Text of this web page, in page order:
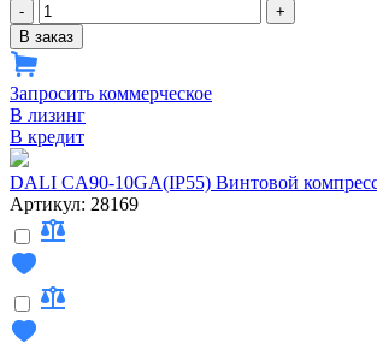
-
+
В заказ
Запросить коммерческое
В лизинг
В кредит
DALI CA90-10GA(IP55) Винтовой
Артикул: 28169